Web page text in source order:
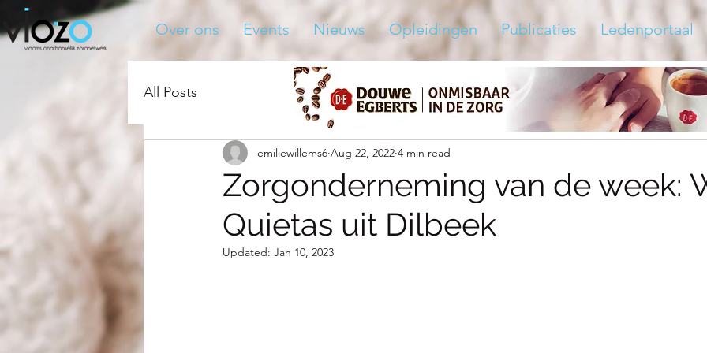
Over ons Events Nieuws Opleidingen Publicaties Ledenportaal
All Posts
Zorgonderneming van de week:
Quietas uit Dilbeek
emiliewillems6 Aug 22, 2022 4 min read
Updated: Jan 10, 2023